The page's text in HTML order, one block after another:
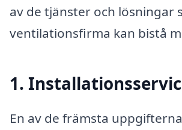
av de tjänster och lösningar
ventilationsfirma kan bistå
1.
En av de främsta